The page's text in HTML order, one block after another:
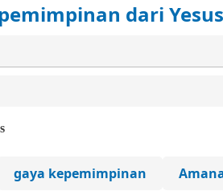
dari Yesus
gaya kepemimpinan